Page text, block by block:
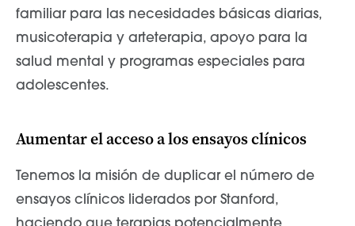
familiar para las necesidades básicas diarias,
musicoterapia y arteterapia, apoyo para la
salud mental y programas especiales para
adolescentes.
Aumentar el acceso a los ensayos clínicos
Tenemos la misión de duplicar el número de
ensayos clínicos liderados por Stanford,